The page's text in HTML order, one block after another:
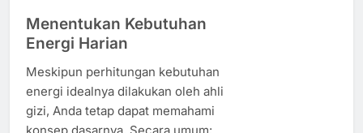
Menentukan Kebutuhan
Energi Harian
Meskipun perhitungan kebutuhan
energi idealnya dilakukan oleh ahli
gizi, Anda tetap dapat memahami